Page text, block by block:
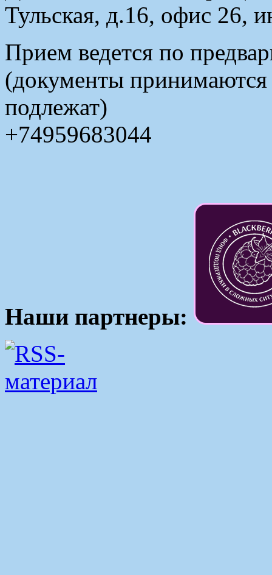
Тульская, д.16, офис 26,
Прием ведется по
(документы принимаются
подлежат)
+74959683044
Наши партнеры: